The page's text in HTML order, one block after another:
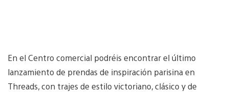
En el Centro comercial podréis encontrar el último
lanzamiento de prendas de inspiración parisina en
Threads, con trajes de estilo victoriano, clásico y de